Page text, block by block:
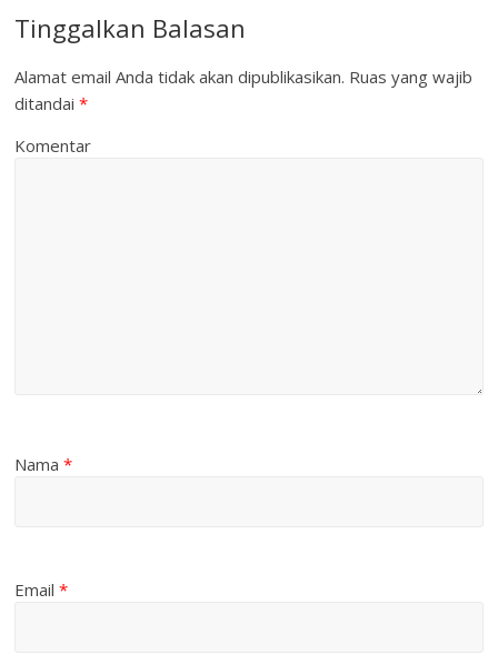
Tinggalkan Balasan
Alamat email Anda tidak akan dipublikasikan. Ruas yang wajib
ditandai*
Komentar
Nama*
Email*